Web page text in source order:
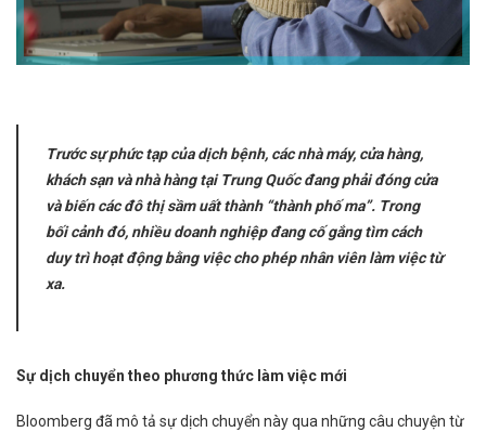
Trước sự phức tạp của dịch bệnh, các nhà máy, cửa hàng,
khách sạn và nhà hàng tại Trung Quốc đang phải đóng cửa
và biến các đô thị sầm uất thành “thành phố ma”. Trong
bối cảnh đó, nhiều doanh nghiệp đang cố gắng tìm cách
duy trì hoạt động bằng việc cho phép nhân viên làm việc từ
xa.
Sự dịch chuyển theo phương thức làm việc mới
Bloomberg đã mô tả sự dịch chuyển này qua những câu chuyện từ